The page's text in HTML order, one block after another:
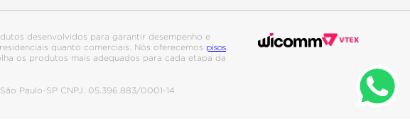
desenvolvidos para garantir desempenho e
quanto comerciais. Nós oferecemos pisos
os produtos mais adequados para cada etapa da
Paulo-SP CNPJ. 05.396.883/0001-14